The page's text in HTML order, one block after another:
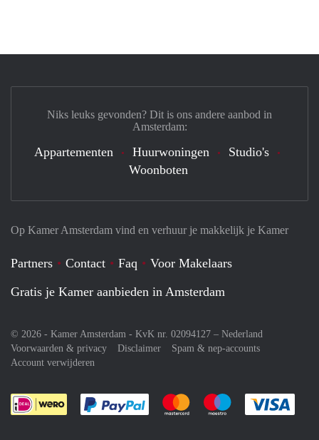
Op Kamer Amsterdam vind en verhuur je makkelijk je Kamer
Partners Contact Faq
Voor Makelaars
Gratis je Kamer aanbieden in Amsterdam
© 2026 - Kamer Amsterdam - KvK nr. 02094127 – Nederland
Voorwaarden & privacy
Disclaimer
Spam & nep-accounts
Account verwijderen
Je rekent gemakkelijk af met Paypal
Je rekent gemakkelijk af met
Je rekent
Niks leuks gevonden? Dit is ons andere aanbod in
Amsterdam:
Appartementen Huurwoningen
Studio's
Woonboten